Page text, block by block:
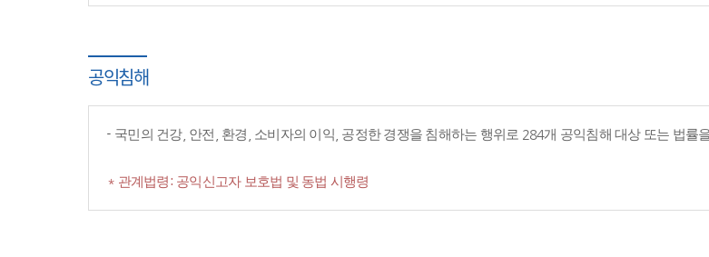
공익침해
국민의 건강, 안전, 환경, 소비자의 이익, 공정한 경쟁을 침해하는 행위로 284개 공익침해 대상 또는 법률
* 관계법령: 공익신고자 보호법 및 동법 시행령